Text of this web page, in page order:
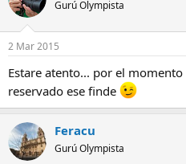
Gurú Olympista
2 Mar 2015
Estare atento... por el
reservado ese finde
Feracu
Gurú Olympista